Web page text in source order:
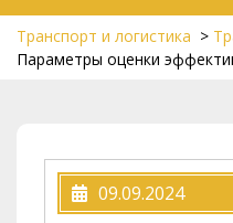
Транспорт и логистика >
Параметры оценки
09.09.2024